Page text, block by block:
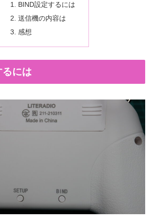
BIND設定するには
送信機の内容は
感想
には